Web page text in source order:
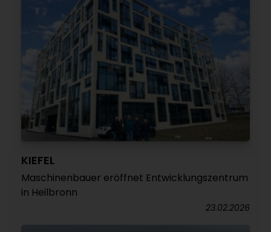
KIEFEL
Maschinenbauer eröffnet Entwicklungszentrum
in Heilbronn
23.02.2026